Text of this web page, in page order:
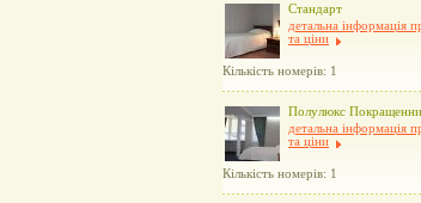
Стандарт
детальна інформація
та ціни
Кількість номерів: 1
Полулюкс
детальна інформація
та ціни
Кількість номерів: 1